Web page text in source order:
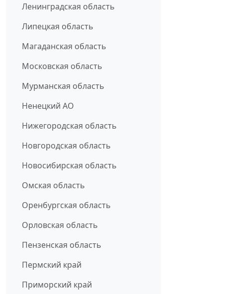
Ленинградская область
Липецкая область
Магаданская область
Московская область
Мурманская область
Ненецкий АО
Нижегородская область
Новгородская область
Новосибирская область
Омская область
Оренбургская область
Орловская область
Пензенская область
Пермский край
Приморский край